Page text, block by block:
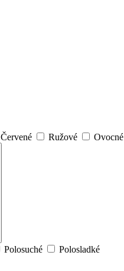
Červené Ružové Ovocné
Polosuché Polosladké